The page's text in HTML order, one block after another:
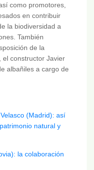
como promotores,
en contribuir
la biodiversidad a
También
de la
el constructor Javier
albañiles a cargo de
(Madrid): así
natural y
la colaboración